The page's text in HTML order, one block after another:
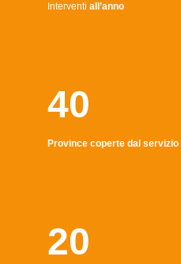
Interventi all’anno
40
Province coperte dal servizio
20